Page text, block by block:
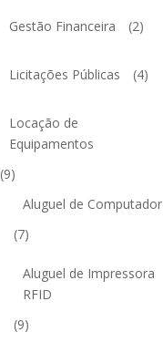
Gestão Financeira (2)
Licitações Públicas (4)
Locação de
Equipamentos
(9)
Aluguel de Computador
(7)
Aluguel de Impressora
RFID
(9)